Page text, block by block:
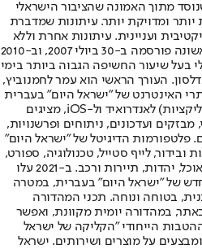
מתוך האמונה שהציבור הישראלי
יותר ומדויקת יותר. עיתונות שמדברת
ועניינית. עיתונות אחרת וללא
תשלום. המהדורה המודפסת הראשונה פורסמה ב-30 ביולי 2007, וב-2010
בעל שיעור החשיפה הגבוה ביותר בימי
העורך הראשי הוא עמר לחמנוביץ,
האינטרנט של "ישראל היום" בעברית
ובאנגלית, כמו כן היישומונים (אפליקציות) לאנדרואיד ול-iOS, מציגים
ועדכונים, ניתוחים ופרשנויות,
פלטפורמות הדיגיטל של "ישראל היום"
ובידור, לייף סטייל, טכנולוגיה, ספורט,
כלכלה וצרכנות, בריאות, חיילים, אוכל, יהדות, תיירות ורכב. ב-2021 עלו
של "ישראל היום" בעברית, במטרה
בטוחה ונוחה. תכני המהדורה
במהדורה יומית מקוונת, ואפשר
הייחודי "הקליקה של ישראל
על מוצרים ושירותים. ישראל